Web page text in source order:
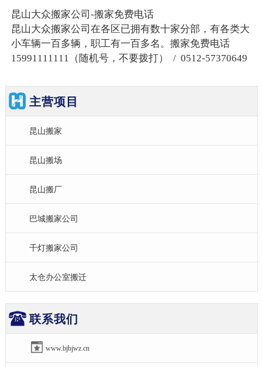
昆山大众搬家公司-搬家免费电话
昆山大众搬家公司在各区已拥有数十家分部，有各类大
小车辆一百多辆，职工有一百多名。搬家免费电话
15991111111（随机号，不要拨打） / 0512-57370649
主营项目
昆山搬家
昆山搬场
昆山搬厂
巴城搬家公司
千灯搬家公司
太仓办公室搬迁
联系我们
www.bjbjwz.cn